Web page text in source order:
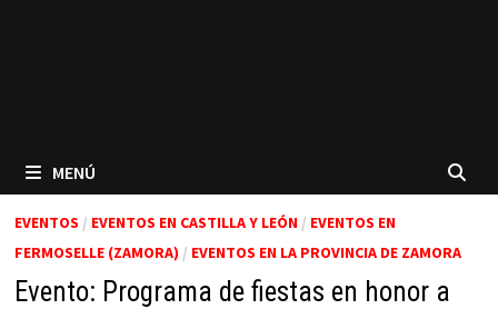
MENÚ
EVENTOS / EVENTOS EN CASTILLA Y LEÓN/ EVENTOS EN
FERMOSELLE (ZAMORA) / EVENTOS EN LA PROVINCIA DE ZAMORA
Evento: Programa de fiestas en honor a